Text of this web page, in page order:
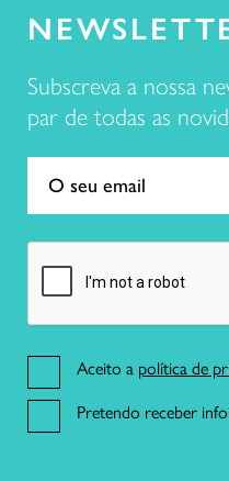
21
Subscreva a nossa
par de todas as
Aceito a política de
Pretendo receber